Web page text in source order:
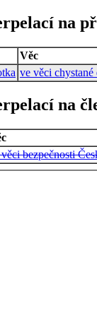
na
Věc
ve věci chystané
na
bezpečnosti